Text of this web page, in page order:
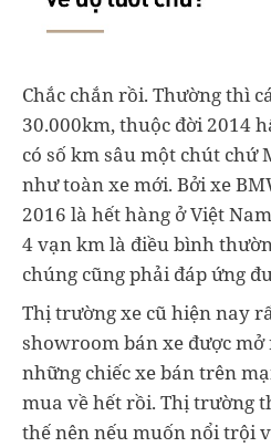
Chắc chắn rồi. Thường thì
30.000km, thuộc đời 2014
có số km sâu một chút chứ
như toàn xe mới. Bởi xe
2016 là hết hàng ở Việt
4 vạn km là điều bình
chúng cũng phải đáp ứng
Thị trường xe cũ hiện nay
showroom bán xe được mở
những chiếc xe bán trên
mua về hết rồi. Thị trường
thế nên nếu muốn nổi trội